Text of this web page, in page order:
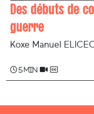
Des débuts de
guerre
Koxe Manuel
5 min